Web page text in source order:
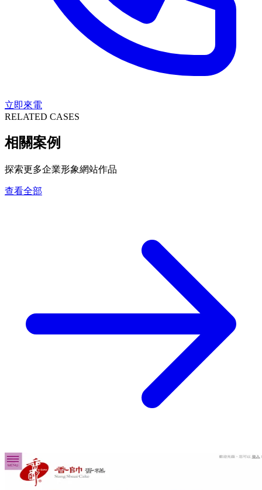
立即來電
RELATED CASES
相關案例
探索更多企業形象網站作品
查看全部